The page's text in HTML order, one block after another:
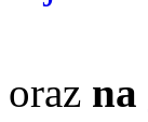
oraz na